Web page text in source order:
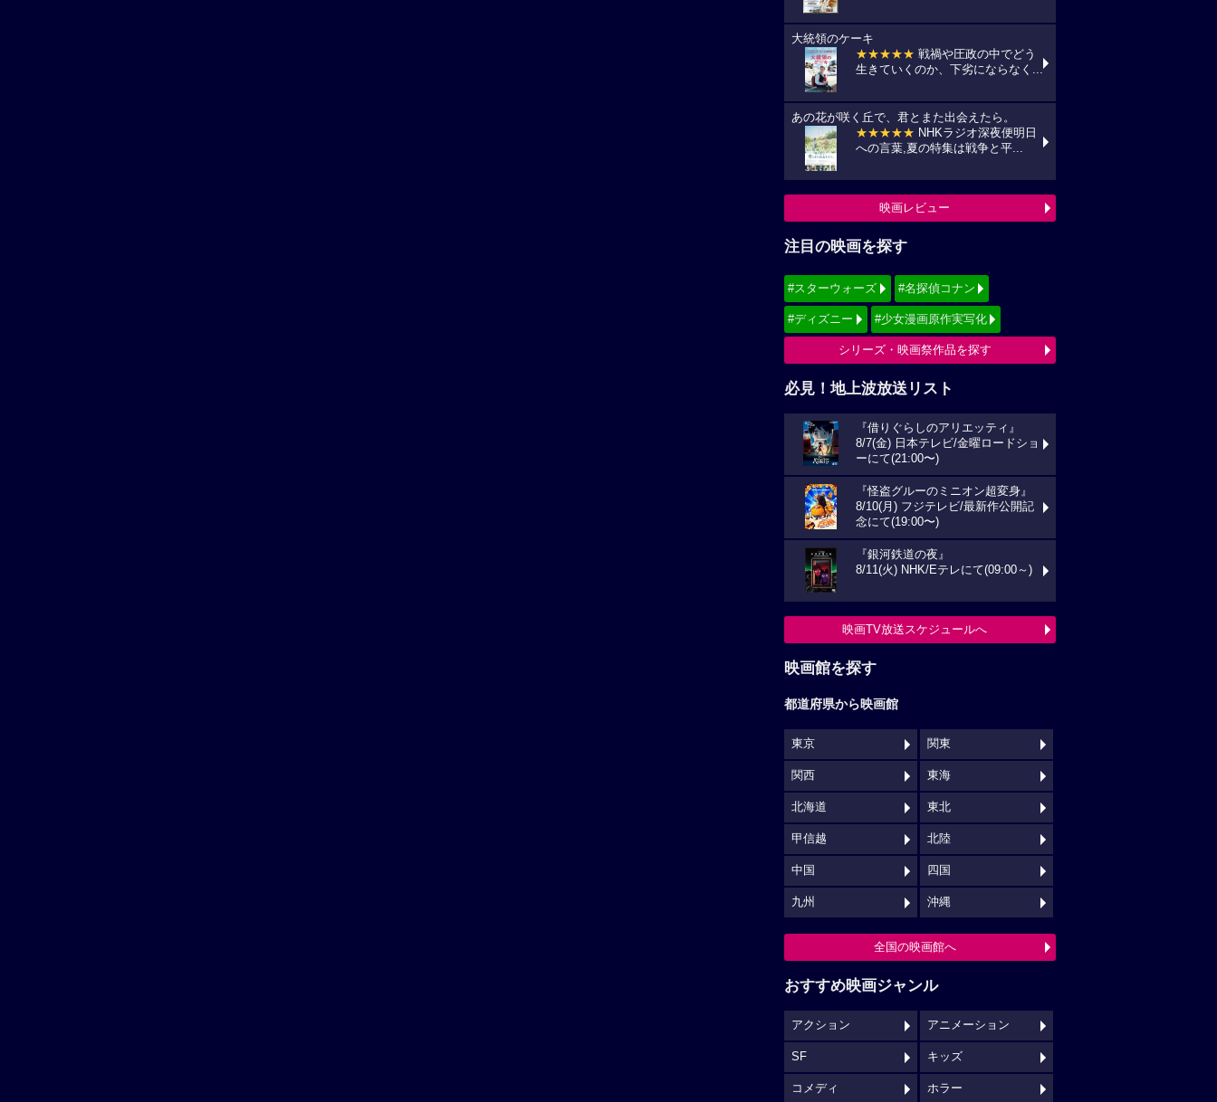
大統領のケーキ
★★★★★ 戦禍や圧政の中でどう
生きていくのか、下劣にならなく...
あの花が咲く丘で、君とまた出会えたら。
★★★★★ NHKラジオ深夜便明日
への言葉,夏の特集は戦争と平...
映画レビュー
注目の映画を探す
#スターウォーズ #名探偵コナン
#ディズニー #少女漫画原作実写化
シリーズ・映画祭作品を探す
必見！地上波放送リスト
『借りぐらしのアリエッティ』
8/7(金) 日本テレビ/金曜ロードショ
ーにて(21:00〜)
『怪盗グルーのミニオン超変身』
8/10(月) フジテレビ/最新作公開記
念にて(19:00〜)
『銀河鉄道の夜』
8/11(火) NHK/Eテレにて(09:00～)
映画TV放送スケジュールへ
映画館を探す
都道府県から映画館
東京 関東
関西 東海
北海道 東北
甲信越 北陸
中国 四国
九州 沖縄
全国の映画館へ
おすすめ映画ジャンル
アクション アニメーション
SF キッズ
コメディ ホラー